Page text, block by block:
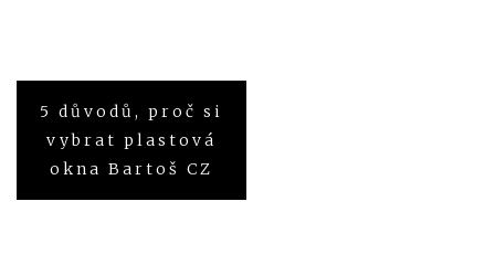
Navigace
pro
5 důvodů, proč si
vybrat plastová
okna Bartoš CZ